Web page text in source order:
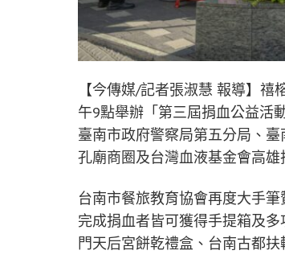
【今傳媒/記者張淑慧 報導】
午9點舉辦「第三屆捐血公益活
臺南市政府警察局第五分局、
孔廟商圈及台灣血液基金會高
台南市餐旅教育協會再度大手
完成捐血者皆可獲得手提箱及
門天后宮餅乾禮盒、台南古都